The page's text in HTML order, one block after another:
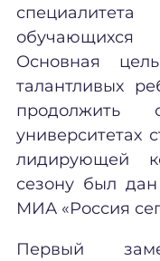
Основная
талантливых
продолжить
университетах
лидирующей
сезону был
МИА «Россия
Первый